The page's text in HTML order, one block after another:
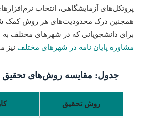
پروتکل‌های آزمایشگاهی، انتخاب
همچنین درک محدودیت‌های هر روش کمک
برای دانشجویانی که در شهرهای مختلف به
مشاوره پایان نامه در شهرهای مختلف نیز
جدول: مقایسه روش‌های تحقیق
روش تحقیق